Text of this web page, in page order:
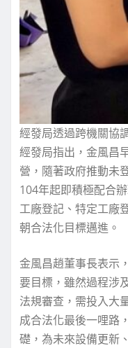
經發局透過跨機關協
經發局指出，金風昌
營，隨著政府推動未
104年起即積極配合
工廠登記、特定工廠
朝合法化目標邁進。
金風昌趙董事長表示
要目標，雖然過程涉
法規審查，需投入大
成合法化最後一哩路
礎，為未來設備更新